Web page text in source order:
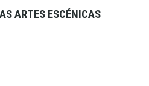
ARTES ESCÉNICAS